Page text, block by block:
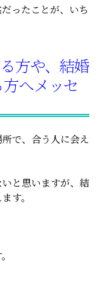
ったことが、いち
方や、結婚
へメッセ
で、合う人に会え
と思いますが、結
す。